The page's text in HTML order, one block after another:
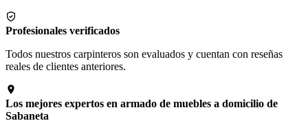
Profesionales verificados
Todos nuestros carpinteros son evaluados y cuentan con reseñas
reales de clientes anteriores.
Los mejores expertos en armado de muebles a domicilio de
Sabaneta